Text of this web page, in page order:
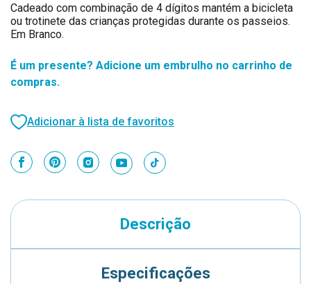
Cadeado com combinação de 4 dígitos mantém a bicicleta
ou trotinete das crianças protegidas durante os passeios.
Em Branco.
É um presente? Adicione um embrulho no carrinho de
compras.
Adicionar à lista de favoritos
Descrição
Especificações